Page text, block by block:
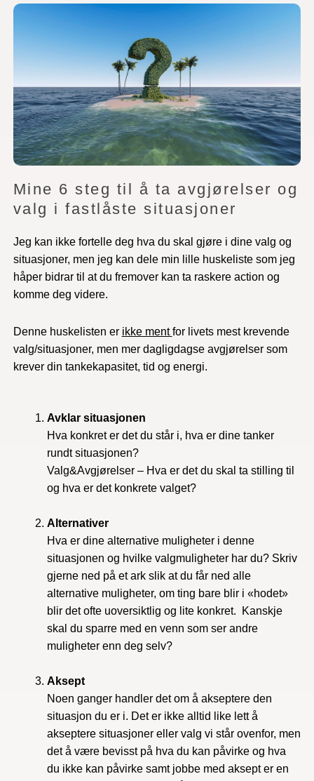
Mine 6 steg til å ta avgjørelser og
valg i fastlåste situasjoner
Jeg kan ikke fortelle deg hva du skal gjøre i dine valg og
situasjoner, men jeg kan dele min lille huskeliste som jeg
håper bidrar til at du fremover kan ta raskere action og
komme deg videre.
Denne huskelisten er ikke mentfor livets mest krevende
valg/situasjoner, men mer dagligdagse avgjørelser som
krever din tankekapasitet, tid og energi.
Avklar situasjonen
Hva konkret er det du står i, hva er dine tanker
rundt situasjonen?
Valg&Avgjørelser – Hva er det du skal ta stilling til
og hva er det konkrete valget?
Alternativer
Hva er dine alternative muligheter i denne
situasjonen og hvilke valgmuligheter har du? Skriv
gjerne ned på et ark slik at du får ned alle
alternative muligheter, om ting bare blir i «hodet»
blir det ofte uoversiktlig og lite konkret. Kanskje
skal du sparre med en venn som ser andre
muligheter enn deg selv?
Aksept
Noen ganger handler det om å akseptere den
situasjon du er i. Det er ikke alltid like lett å
akseptere situasjoner eller valg vi står ovenfor, men
det å være bevisst på hva du kan påvirke og hva
du ikke kan påvirke samt jobbe med aksept er en